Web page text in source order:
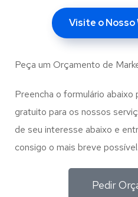
Visite o Nosso
Peça um Orçamento de
Preencha o formulário
gratuito para os nossos
de seu interesse abaixo e
consigo o mais breve possível.
Pedir